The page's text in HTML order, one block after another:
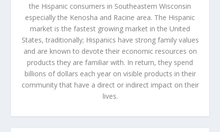
the Hispanic consumers in Southeastern Wisconsin
especially the Kenosha and Racine area. The Hispanic
market is the fastest growing market in the United
States, traditionally; Hispanics have strong family values
and are known to devote their economic resources on
products they are familiar with. In return, they spend
billions of dollars each year on visible products in their
community that have a direct or indirect impact on their
lives.